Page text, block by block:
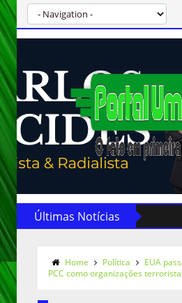
Últimas Notícias
Home Política
EUA
PCC como organizações